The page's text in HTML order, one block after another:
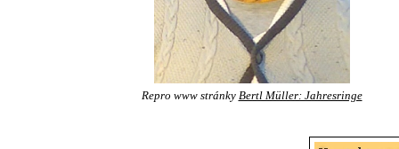
Repro www stránky Bertl Müller: Jahresringe